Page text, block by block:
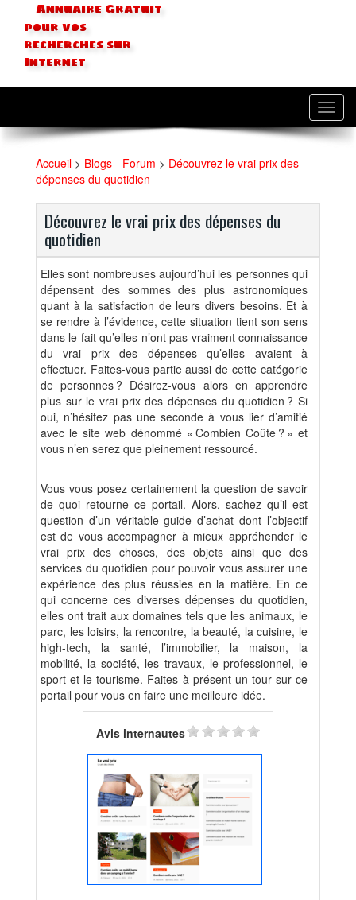
Annuaire Gratuit
pour vos
recherches sur
Internet
Accueil > Blogs - Forum > Découvrez le vrai prix des
dépenses du quotidien
Découvrez le vrai prix des dépenses du
quotidien
Elles sont nombreuses aujourd’hui les personnes qui
dépensent des sommes des plus astronomiques
quant à la satisfaction de leurs divers besoins. Et à
se rendre à l’évidence, cette situation tient son sens
dans le fait qu’elles n’ont pas vraiment connaissance
du vrai prix des dépenses qu’elles avaient à
effectuer. Faites-vous partie aussi de cette catégorie
de personnes ? Désirez-vous alors en apprendre
plus sur le vrai prix des dépenses du quotidien ? Si
oui, n’hésitez pas une seconde à vous lier d’amitié
avec le site web dénommé « Combien Coûte ? » et
vous n’en serez que pleinement ressourcé.
Vous vous posez certainement la question de savoir
de quoi retourne ce portail. Alors, sachez qu’il est
question d’un véritable guide d’achat dont l’objectif
est de vous accompagner à mieux appréhender le
vrai prix des choses, des objets ainsi que des
services du quotidien pour pouvoir vous assurer une
expérience des plus réussies en la matière. En ce
qui concerne ces diverses dépenses du quotidien,
elles ont trait aux domaines tels que les animaux, le
parc, les loisirs, la rencontre, la beauté, la cuisine, le
high-tech, la santé, l’immobilier, la maison, la
mobilité, la société, les travaux, le professionnel, le
sport et le tourisme. Faites à présent un tour sur ce
portail pour vous en faire une meilleure idée.
Avis internautes